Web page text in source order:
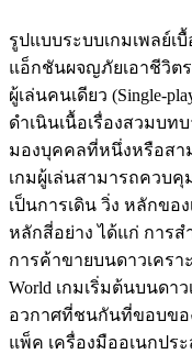
รูปแบบระบบเกมเพลย์เบื้
แอ็กชันผจญภัยเอาชีวิตร
ผู้เล่นคนเดียว (Single-
ดำเนินเนื้อเรื่องสวมบ
มองบุคคลที่หนึ่งหรือสาม
เกมผู้เล่นสามารถควบคุ
เป็นการเดิน วิ่ง หลักขอ
หลักสี่อย่าง ได้แก่ การส
การค้าขายบนดาวเครา
World เกมเริ่มต้นบนดา
อวกาศที่ชนกันที่ขอบขอ
แพ็ค เครื่องมืออเนกปร